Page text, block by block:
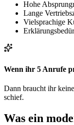
Hohe
Lange
Vielsprachige
Wenn ihr 5 Anrufe
Dann braucht ihr
schief.
Was ein